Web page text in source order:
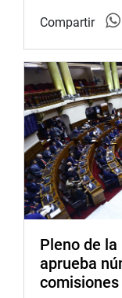
Compartir
Pleno de
aprueba